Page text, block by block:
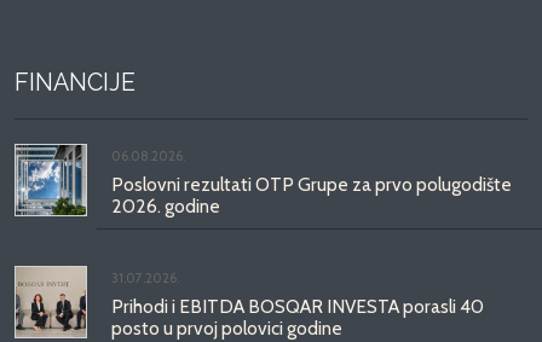
FINANCIJE
06.08.2026.
Poslovni rezultati OTP Grupe za prvo polugodište
2026. godine
31.07.2026.
Prihodi i EBITDA BOSQAR INVESTA porasli 40
posto u prvoj polovici godine